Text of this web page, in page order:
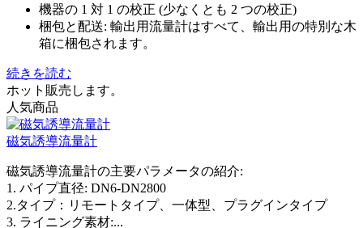
機器の 1 対 1 の校正 (少なくとも 2 つの校正)
梱包と配送: 輸出用流量計はすべて、輸出用の特別な木
箱に梱包されます。
続きを読む
ホット販売します。
人気商品
磁気誘導流量計
磁気誘導流量計の主要パラメータの紹介:
1. パイプ直径: DN6-DN2800
2.タイプ：リモートタイプ、一体型、プラグインタイプ
3. ライニング素材:...